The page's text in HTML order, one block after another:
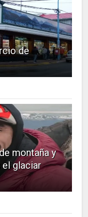
de
montaña y
el glaciar